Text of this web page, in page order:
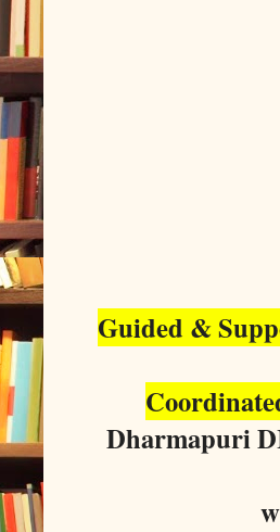
Guided &
Dharmapuri